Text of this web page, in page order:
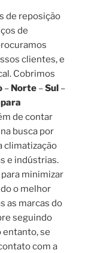
de reposição
de
clientes, e
Cobrimos
– Norte –Sul –
para
de contar
busca por
climatização
e indústrias.
minimizar
o melhor
as marcas do
seguindo
entanto, se
com a